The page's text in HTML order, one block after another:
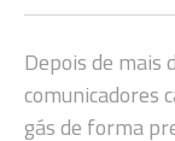
Depois de mais
comunicadores
gás de forma